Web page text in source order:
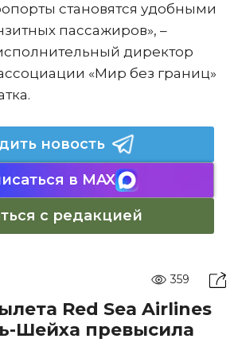
становятся удобными
пассажиров», –
директор
«Мир без границ»
новость
в MAX
с редакцией
359
Red Sea Airlines
Шейха превысила